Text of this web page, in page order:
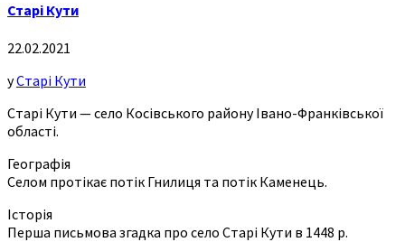
Старі Кути
22.02.2021
уСтарі Кути
Старі Кути — село Косівського району Івано-Франківської
області.
Географія
Селом протікає потік Гнилиця та потік Каменець.
Історія
Перша письмова згадка про село Старі Кути в 1448 р.